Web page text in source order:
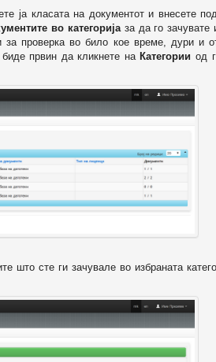
ја класата на документот и внесете
во категоријаза да го зачувате
проверка во било кое време, дури и
првин да кликнете на Категории од
што сте ги зачувале во избраната